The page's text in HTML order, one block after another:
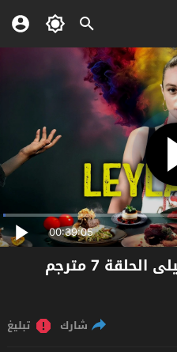
00:39:05
7 مترجم
شارك تبليغ